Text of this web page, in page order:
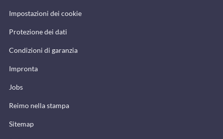
Impostazioni dei cookie
Protezione dei dati
Condizioni di garanzia
Impronta
Jobs
Reimo nella stampa
Sitemap